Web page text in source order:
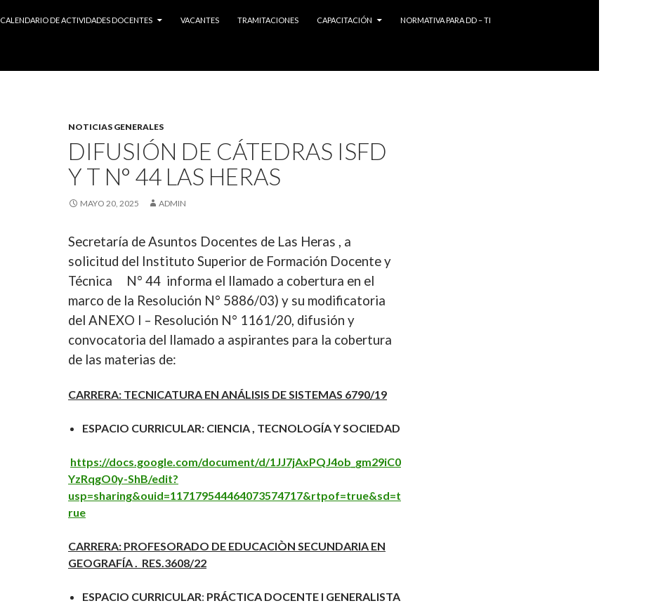
CALENDARIO DE ACTIVIDADES DOCENTES VACANTES TRAMITACIONES CAPACITACIÓN NORMATIVA PARA DD – TI
NOTICIAS GENERALES
DIFUSIÓN DE CÁTEDRAS ISFD
Y T N° 44 LAS HERAS
MAYO 20, 2025 ADMIN
Secretaría de Asuntos Docentes de Las Heras , a
solicitud del Instituto Superior de Formación Docente y
Técnica N° 44 informa el llamado a cobertura en el
marco de la Resolución N° 5886/03) y su modificatoria
del ANEXO I – Resolución N° 1161/20, difusión y
convocatoria del llamado a aspirantes para la cobertura
de las materias de:
CARRERA: TECNICATURA EN ANÁLISIS DE SISTEMAS 6790/19
ESPACIO CURRICULAR: CIENCIA , TECNOLOGÍA Y SOCIEDAD
https://docs.google.com/document/d/1JJ7jAxPQJ4ob_gm29iC0
YzRqgO0y-ShB/edit?
usp=sharing&ouid=117179544464073574717&rtpof=true&sd=t
rue
CARRERA: PROFESORADO DE EDUCACIÒN SECUNDARIA EN
GEOGRAFÍA . RES.3608/22
ESPACIO CURRICULAR: PRÁCTICA DOCENTE I GENERALISTA